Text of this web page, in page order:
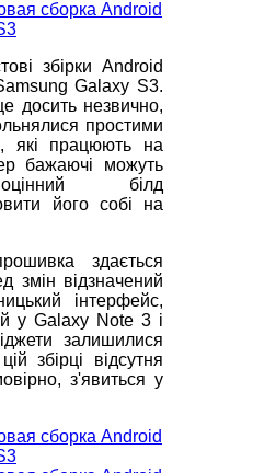
збірки Android
Galaxy S3.
досить незвично,
простими
які працюють на
бажаючі можуть
білд
його собі на
здається
змін відзначений
інтерфейс,
у Galaxy Note 3 і
залишилися
збірці відсутня
з'явиться у